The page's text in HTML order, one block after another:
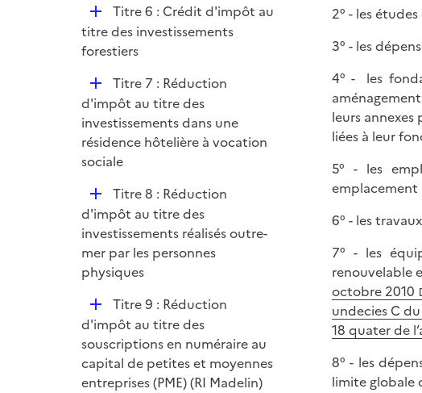
r
D
é
p
e
r
Titre 6 : Crédit d'impôt au
titre des investissements
forestiers
D
é
p
l
i
Titre 7 : Réduction
d'impôt au titre des
investissements dans une
résidence hôtelière à vocation
sociale
D
é
p
l
i
Titre 8 : Réduction
d'impôt au titre des
investissements réalisés outre-
mer par les personnes
physiques
D
é
p
l
i
Titre 9 : Réduction
d'impôt au titre des
souscriptions en numéraire au
capital de petites et moyennes
entreprises (PME) (RI Madelin)
2° - les
3° - les
4° - les
leurs
liées à leur
5° - les
emplacement
6° - les
7° - les
renouvelable
octobre 2010
undecies C
18 quater de
8° - les
limite globale